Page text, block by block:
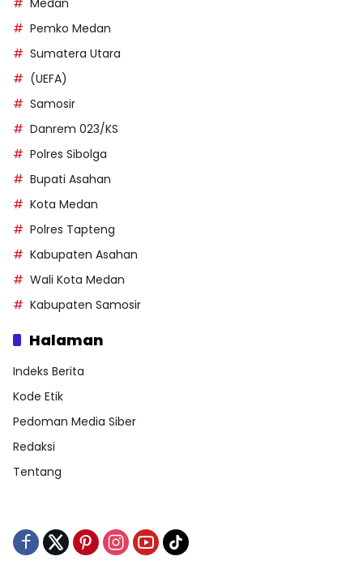
Medan
Pemko Medan
Sumatera Utara
(UEFA)
Samosir
Danrem 023/KS
Polres Sibolga
Bupati Asahan
Kota Medan
Polres Tapteng
Kabupaten Asahan
Wali Kota Medan
Kabupaten Samosir
Halaman
Indeks Berita
Kode Etik
Pedoman Media Siber
Redaksi
Tentang